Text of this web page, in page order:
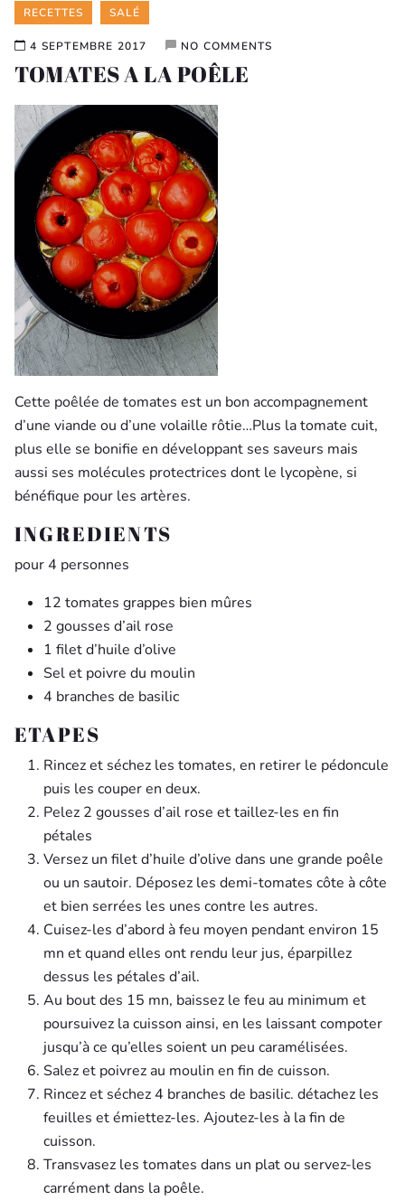
Categories
RECETTES SALÉ
4 SEPTEMBRE 2017 NO COMMENTS
TOMATES A LA POÊLE
Cette poêlée de tomates est un bon accompagnement
d’une viande ou d’une volaille rôtie…Plus la tomate cuit,
plus elle se bonifie en développant ses saveurs mais
aussi ses molécules protectrices dont le lycopène, si
bénéfique pour les artères.
INGREDIENTS
pour 4 personnes
12 tomates grappes bien mûres
2 gousses d’ail rose
1 filet d’huile d’olive
Sel et poivre du moulin
4 branches de basilic
ETAPES
Rincez et séchez les tomates, en retirer le pédoncule
puis les couper en deux.
Pelez 2 gousses d’ail rose et taillez-les en fin
pétales
Versez un filet d’huile d’olive dans une grande poêle
ou un sautoir. Déposez les demi-tomates côte à côte
et bien serrées les unes contre les autres.
Cuisez-les d’abord à feu moyen pendant environ 15
mn et quand elles ont rendu leur jus, éparpillez
dessus les pétales d’ail.
Au bout des 15 mn, baissez le feu au minimum et
poursuivez la cuisson ainsi, en les laissant compoter
jusqu’à ce qu’elles soient un peu caramélisées.
Salez et poivrez au moulin en fin de cuisson.
Rincez et séchez 4 branches de basilic. détachez les
feuilles et émiettez-les. Ajoutez-les à la fin de
cuisson.
Transvasez les tomates dans un plat ou servez-les
carrément dans la poêle.